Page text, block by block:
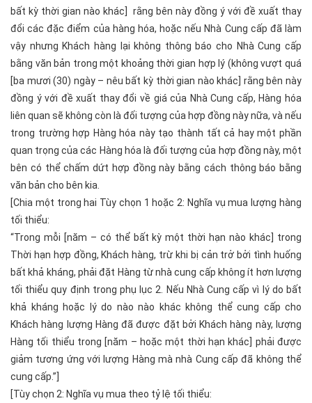
bất kỳ thời gian nào khác] rằng bên này đồng ý với đề xuất thay
đổi các đặc điểm của hàng hóa, hoặc nếu Nhà Cung cấp đã làm
vậy nhưng Khách hàng lại không thông báo cho Nhà Cung cấp
bằng văn bản trong một khoảng thời gian hợp lý (không vượt quá
[ba mươi (30) ngày – nêu bất kỳ thời gian nào khác] rằng bên này
đồng ý với đề xuất thay đổi về giá của Nhà Cung cấp, Hàng hóa
liên quan sẽ không còn là đối tượng của hợp đồng này nữa, và nếu
trong trường hợp Hàng hóa này tạo thành tất cả hay một phần
quan trọng của các Hàng hóa là đối tượng của hợp đồng này, một
bên có thể chấm dứt hợp đồng này bằng cách thông báo bằng
văn bản cho bên kia.
[Chia một trong hai Tùy chọn 1 hoặc 2: Nghĩa vụ mua lượng hàng
tối thiểu:
“Trong mỗi [năm – có thể bất kỳ một thời hạn nào khác] trong
Thời hạn hợp đồng, Khách hàng, trừ khi bị cản trở bởi tình huống
bất khả kháng, phải đặt Hàng từ nhà cung cấp không ít hơn lượng
tối thiểu quy định trong phụ lục 2. Nếu Nhà Cung cấp vì lý do bất
khả kháng hoặc lý do nào nào khác không thể cung cấp cho
Khách hàng lượng Hàng đã được đặt bởi Khách hàng này, lượng
Hàng tối thiểu trong [năm – hoặc một thời hạn khác] phải được
giảm tương ứng với lượng Hàng mà nhà Cung cấp đã không thể
cung cấp.”]
[Tùy chọn 2: Nghĩa vụ mua theo tỷ lệ tối thiểu: